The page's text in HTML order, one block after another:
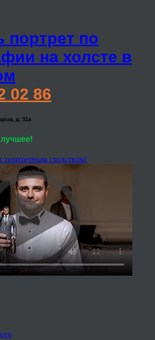
портрет по
на холсте в
02 86
д. 31а
портретным сходством!